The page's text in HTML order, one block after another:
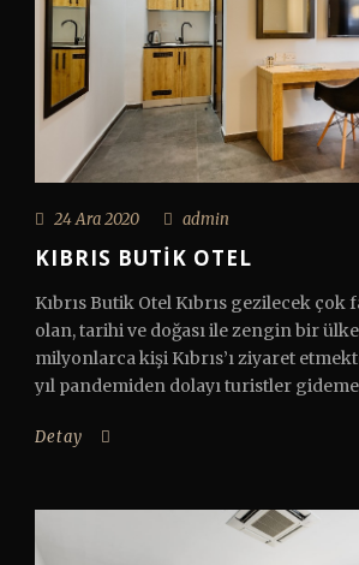
24 Ara 2020 admin
KIBRIS BUTIK OTEL
Kıbrıs Butik Otel Kıbrıs gezilecek çok
olan, tarihi ve doğası ile zengin bir
milyonlarca kişi Kıbrıs’ı ziyaret
yıl pandemiden dolayı turistler
Detay